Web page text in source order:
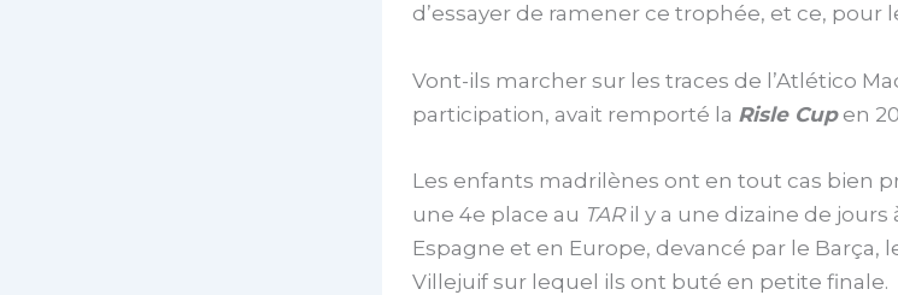
d’essayer de ramener ce trophée, et ce,
Vont-ils marcher sur les traces de l’Atlético
participation, avait remporté la Risle Cupen
Les enfants madrilènes ont en tout cas bien
une 4e place au TARil y a une dizaine de
Espagne et en Europe, devancé par le Barça,
Villejuif sur lequel ils ont buté en petite finale.